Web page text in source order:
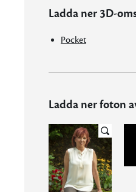
Ladda ner 3D-
Pocket
Ladda ner foton